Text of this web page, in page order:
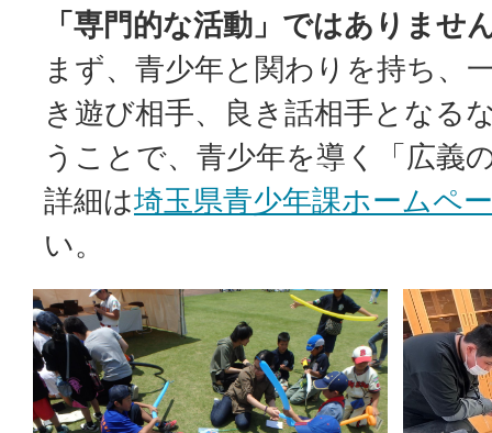
「専門的な活動」ではありませ
まず、青少年と関わりを持ち、
き遊び相手、良き話相手となる
うことで、青少年を導く「広義
詳細は埼玉県青少年課ホームペ
い。